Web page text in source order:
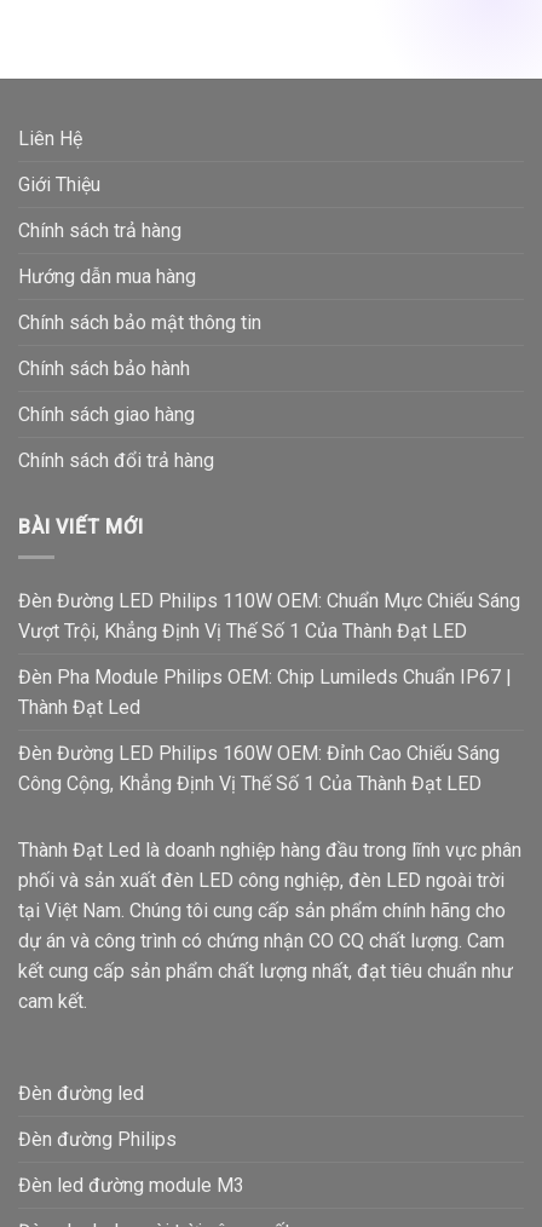
Liên Hệ
Giới Thiệu
Chính sách trả hàng
Hướng dẫn mua hàng
Chính sách bảo mật thông tin
Chính sách bảo hành
Chính sách giao hàng
Chính sách đổi trả hàng
BÀI VIẾT MỚI
Đèn Đường LED Philips 110W OEM: Chuẩn Mực Chiếu Sáng
Vượt Trội, Khẳng Định Vị Thế Số 1 Của Thành Đạt LED
Đèn Pha Module Philips OEM: Chip Lumileds Chuẩn IP67 |
Thành Đạt Led
Đèn Đường LED Philips 160W OEM: Đỉnh Cao Chiếu Sáng
Công Cộng, Khẳng Định Vị Thế Số 1 Của Thành Đạt LED
Thành Đạt Led là doanh nghiệp hàng đầu trong lĩnh vực phân
phối và sản xuất đèn LED công nghiệp, đèn LED ngoài trời
tại Việt Nam. Chúng tôi cung cấp sản phẩm chính hãng cho
dự án và công trình có chứng nhận CO CQ chất lượng. Cam
kết cung cấp sản phẩm chất lượng nhất, đạt tiêu chuẩn như
cam kết.
Đèn đường led
Đèn đường Philips
Đèn led đường module M3